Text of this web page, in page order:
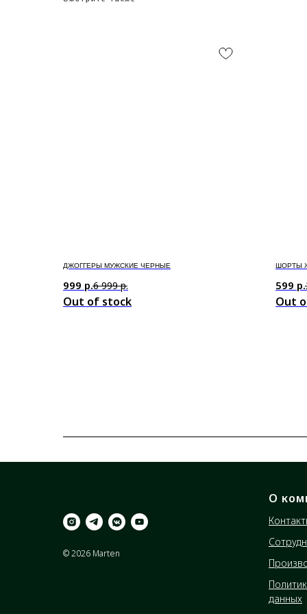
ДЖОГГЕРЫ МУЖСКИЕ ЧЕРНЫЕ
999 р.6 999 р.
Out of stock
ШОРТЫ
599 р.
Out
© 2026 Marten
О
данных